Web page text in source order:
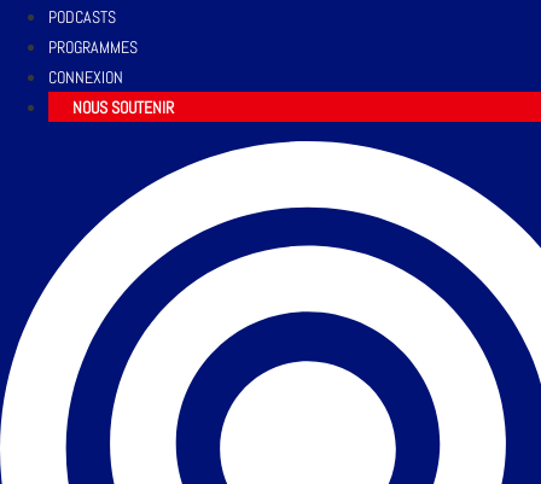
PODCASTS
PROGRAMMES
CONNEXION
NOUS SOUTENIR